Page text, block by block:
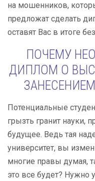
на мошенников,
предложат сделать
оставят Вас в итоге
ПОЧЕМУ
ДИПЛОМ О
Потенциальные
грызть гранит науки,
будущее. Ведь тая
университет, вы
многие правы думая,
это все будет? Нужно